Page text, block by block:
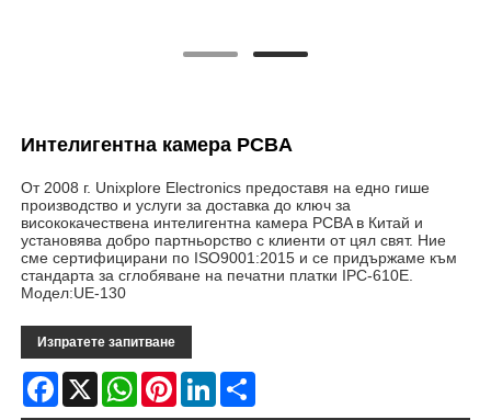
Интелигентна камера PCBA
От 2008 г. Unixplore Electronics предоставя на едно гише
производство и услуги за доставка до ключ за
висококачествена интелигентна камера PCBA в Китай и
установява добро партньорство с клиенти от цял ​​свят. Ние
сме сертифицирани по ISO9001:2015 и се придържаме към
стандарта за сглобяване на печатни платки IPC-610E.
Модел:UE-130
Изпратете запитване
Facebook
X WhatsAppPinterestLinkedInShare